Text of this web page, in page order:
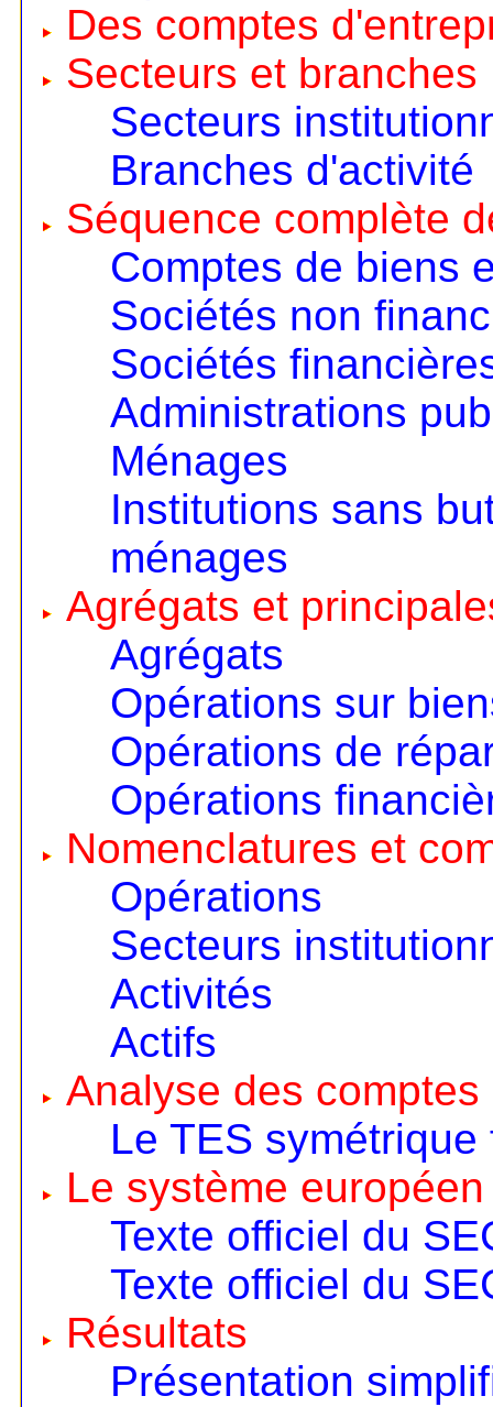
Des comptes
Secteurs et branches
Secteurs
Branches d'activité
Séquence complète
Comptes de biens
Sociétés non
Sociétés
Administrations
Ménages
Institutions sans
ménages
Agrégats et
Agrégats
Opérations sur
Opérations de
Opérations
Nomenclatures et
Opérations
Secteurs
Activités
Actifs
Analyse des
Le TES symétrique
Le système
Texte officiel du
Texte officiel du
Résultats
Présentation